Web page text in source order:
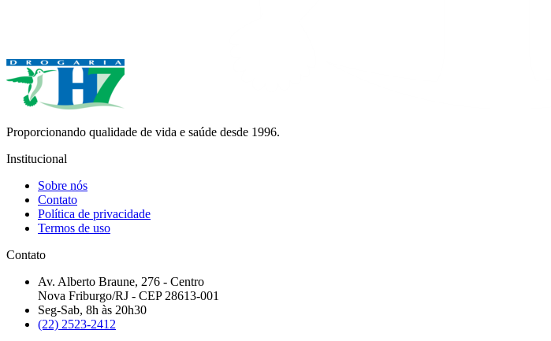
Proporcionando qualidade de vida e saúde desde 1996.
Institucional
Sobre nós
Contato
Política de privacidade
Termos de uso
Contato
Av. Alberto Braune, 276 - Centro
Nova Friburgo/RJ - CEP 28613-001
Seg-Sab, 8h às 20h30
(22) 2523-2412